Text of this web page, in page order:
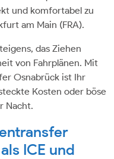
und komfortabel zu
am Main (FRA).
das Ziehen
von Fahrplänen. Mit
Osnabrück ist Ihr
Kosten oder böse
Nacht.
ICE und